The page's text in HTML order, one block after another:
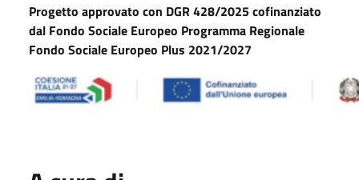
Progetto approvato con DGR 428/2025 cofinanziato
dal Fondo Sociale Europeo Programma Regionale
Fondo Sociale Europeo Plus 2021/2027